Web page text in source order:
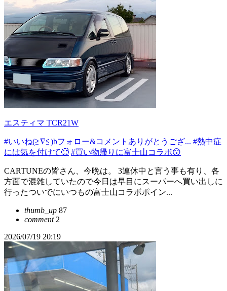
エスティマ TCR21W
#いいね(≧∇≦)bフォロー&コメントありがとうござ... #熱中症
には気を付けて🥵 #買い物帰りに富士山コラボ😙
CARTUNEの皆さん、今晩は。 3連休中と言う事も有り、各
方面で混雑していたので今日は早目にスーパーへ買い出しに
行ったついでにいつもの富士山コラボポイン...
thumb_up 87
comment2
2026/07/19 20:19